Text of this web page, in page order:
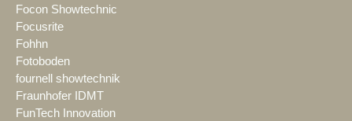
Focon Showtechnic
Focusrite
Fohhn
Fotoboden
fournell showtechnik
Fraunhofer IDMT
FunTech Innovation